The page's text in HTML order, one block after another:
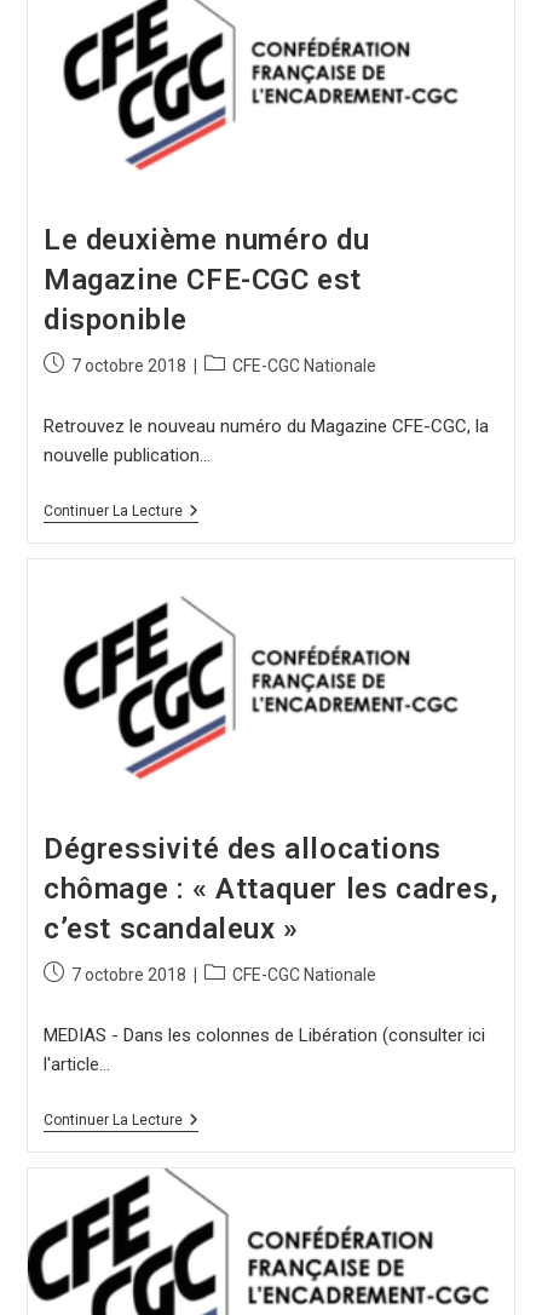
Le deuxième numéro du
Magazine CFE-CGC est
disponible
7 octobre 2018 CFE-CGC Nationale
Retrouvez le nouveau numéro du Magazine CFE-CGC, la
nouvelle publication…
Continuer La Lecture
Dégressivité des allocations
chômage : « Attaquer les cadres,
c’est scandaleux »
7 octobre 2018 CFE-CGC Nationale
MEDIAS - Dans les colonnes de Libération (consulter ici
l'article…
Continuer La Lecture